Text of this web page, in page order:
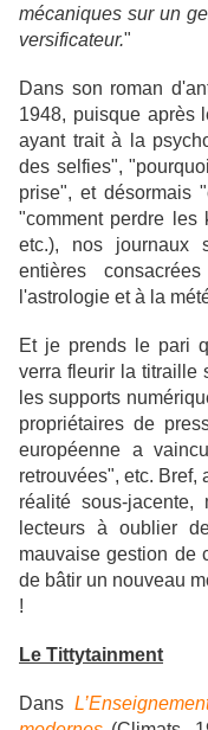
mécaniques sur un
versificateur."
Dans son roman
1948, puisque après
ayant trait à la
des selfies",
prise", et désormais
"comment perdre les
etc.), nos journaux
entières
l'astrologie et à la
Et je prends le pari
verra fleurir la titraille
les supports
propriétaires de
européenne a
retrouvées", etc. Bref,
réalité sous-
lecteurs à oublier
mauvaise gestion de
de bâtir un nouveau
!
Le Tittytainment
Dans